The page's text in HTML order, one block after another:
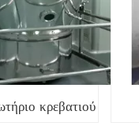
κρεβατιού